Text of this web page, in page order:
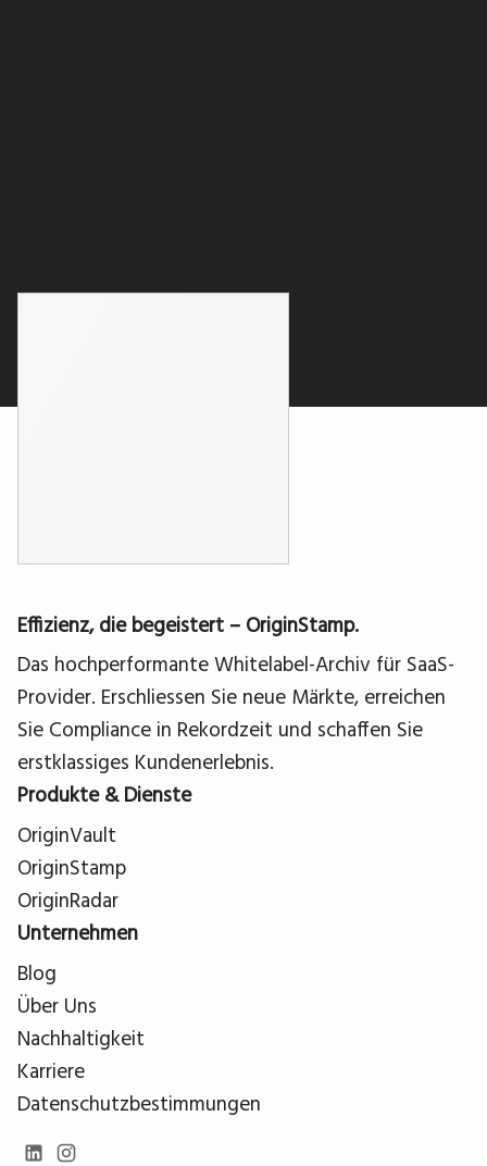
Effizienz, die begeistert – OriginStamp.
Das hochperformante Whitelabel-Archiv für SaaS-
Provider. Erschliessen Sie neue Märkte, erreichen
Sie Compliance in Rekordzeit und schaffen Sie
erstklassiges Kundenerlebnis.
Produkte & Dienste
OriginVault
OriginStamp
OriginRadar
Unternehmen
Blog
Über Uns
Nachhaltigkeit
Karriere
Datenschutzbestimmungen